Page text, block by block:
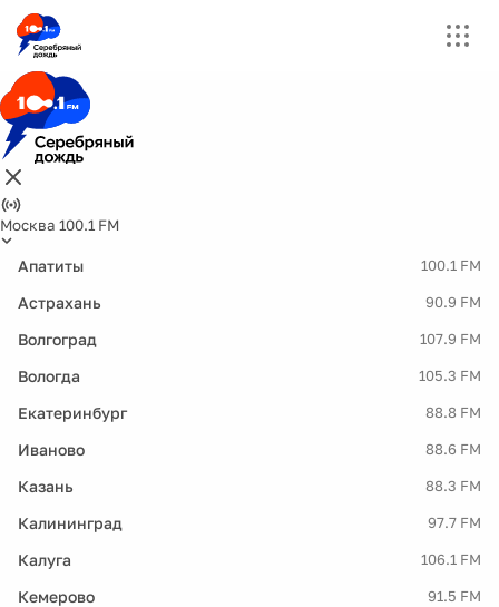
Москва 100.1 FM
Апатиты 100.1 FM
Астрахань 90.9 FM
Волгоград 107.9 FM
Вологда 105.3 FM
Екатеринбург 88.8 FM
Иваново 88.6 FM
Казань 88.3 FM
Калининград 97.7 FM
Калуга 106.1 FM
Кемерово 91.5 FM